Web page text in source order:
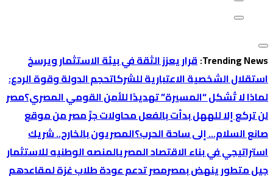
Trending News: قرار يعزز الثقة في بيئة الاستثمار ويرسخ
استقلال الشخصية الاعتبارية للشركاتحجم الدولة وقوة الردع:
لماذا لا تُشكل “المسيرة” تهديدًا للأمن القومي المصري؟‏مصر
لن تركع إلا للههل بدأت بالفعل محاولات جرِّ مصر من موقع
صانع السلام… إلى ساحة الحرب؟المصريون بالخارج.. شريك
استراتيجي في بناء الاقتصاد المصريالمنصه الوطنيه للاستثمار
جيل متطور ينهض بمصرمصر تدعم عودة طلاب غزة لمقاعدهم